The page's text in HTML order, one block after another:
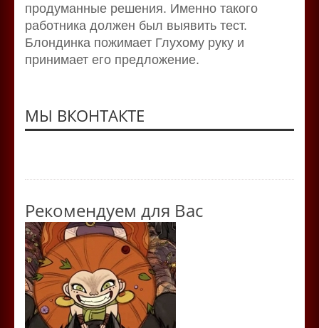
продуманные решения. Именно такого
работника должен был выявить тест.
Блондинка пожимает Глухому руку и
принимает его предложение.
МЫ ВКОНТАКТЕ
Рекомендуем для Вас